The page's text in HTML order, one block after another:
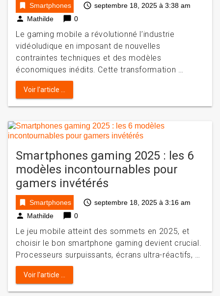
bookmark Smartphones access_time septembre 18, 2025 à 3:38 am
person Mathilde chat_bubble 0
Le gaming mobile a révolutionné l’industrie
vidéoludique en imposant de nouvelles
contraintes techniques et des modèles
économiques inédits. Cette transformation …
Voir l'article ...
Smartphones gaming 2025 : les 6
modèles incontournables pour
gamers invétérés
bookmark Smartphones access_time septembre 18, 2025 à 3:16 am
person Mathilde chat_bubble 0
Le jeu mobile atteint des sommets en 2025, et
choisir le bon smartphone gaming devient crucial.
Processeurs surpuissants, écrans ultra-réactifs, …
Voir l'article ...